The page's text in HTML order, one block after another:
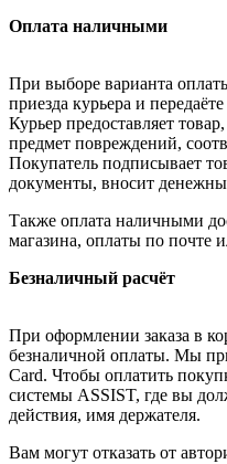
Оплата наличными
При выборе варианта
приезда курьера и
Курьер предоставляет
предмет повреждений,
Покупатель подписывает
документы, вносит
Также оплата наличными
магазина, оплаты по почте
Безналичный расчёт
При оформлении заказа в
безналичной оплаты. Мы
Card. Чтобы оплатить
системы ASSIST, где вы
действия, имя держателя.
Вам могут отказать от